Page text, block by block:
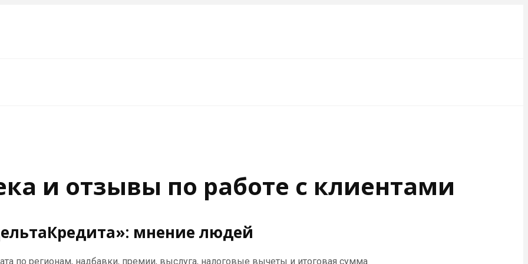
и отзывы по работе с клиентами
мнение людей
по регионам, надбавки, премии, выслуга, налоговые вычеты и итоговая сумма